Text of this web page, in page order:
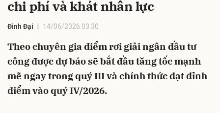
chi phí và khát nhân lực
Đình Đại 14/06/2026 03:30
Theo chuyên gia điểm rơi giải ngân đầu tư
công được dự báo sẽ bắt đầu tăng tốc mạnh
mẽ ngay trong quý III và chính thức đạt đỉnh
điểm vào quý IV/2026.
Hủy